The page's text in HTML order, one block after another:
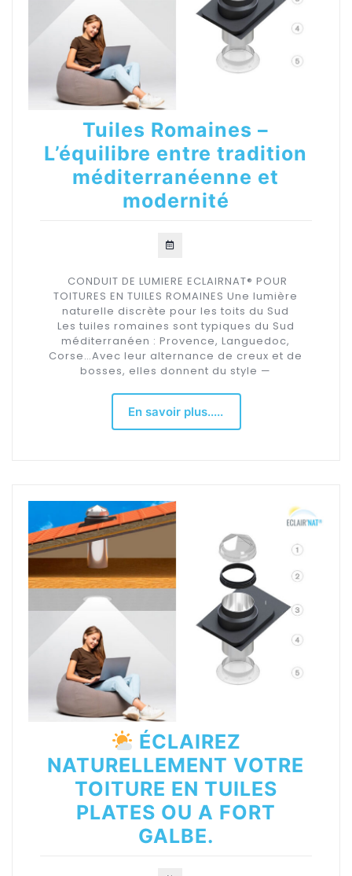
Tuiles Romaines –
L’équilibre entre tradition
méditerranéenne et
modernité
CONDUIT DE LUMIERE ECLAIRNAT® POUR
TOITURES EN TUILES ROMAINES Une lumière
naturelle discrète pour les toits du Sud
Les tuiles romaines sont typiques du Sud
méditerranéen : Provence, Languedoc,
Corse…Avec leur alternance de creux et de
bosses, elles donnent du style —
En savoir plus.....
ÉCLAIREZ
NATURELLEMENT VOTRE
TOITURE EN TUILES
PLATES OU A FORT
GALBE.